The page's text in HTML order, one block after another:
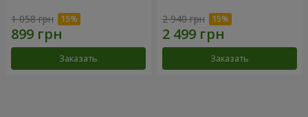
1 058 грн
Заказать
2 940 грн
Заказать